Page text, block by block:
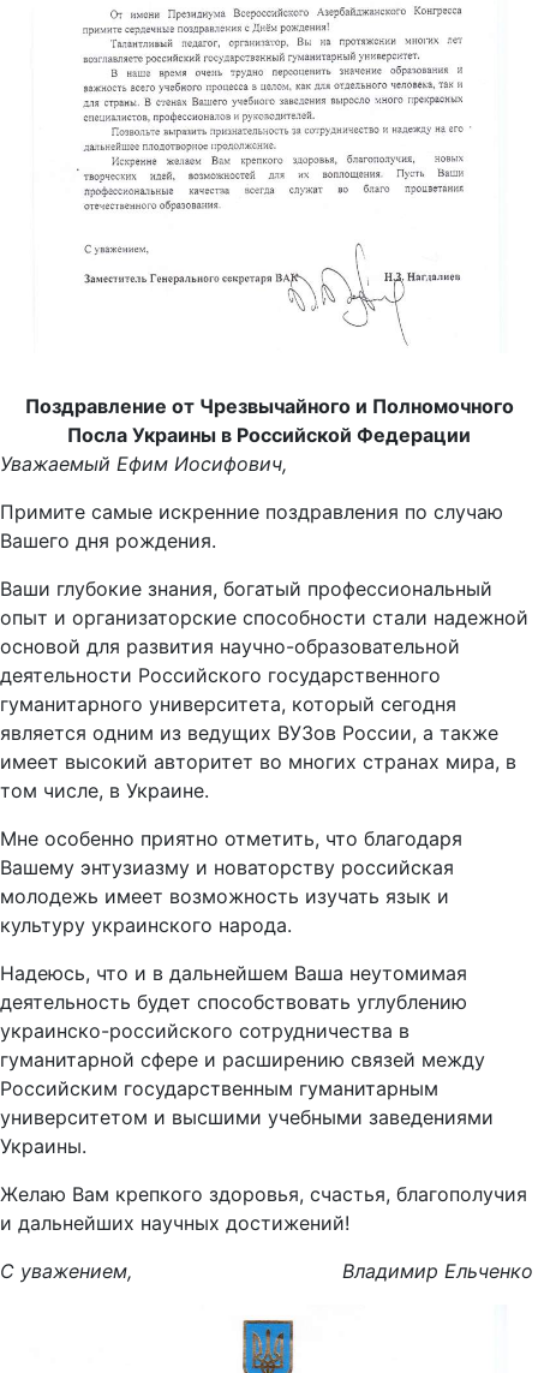
Поздравление от Чрезвычайного и Полномочного
Посла Украины в Российской Федерации
Уважаемый Ефим Иосифович,
Примите самые искренние поздравления по случаю
Вашего дня рождения.
Ваши глубокие знания, богатый профессиональный
опыт и организаторские способности стали надежной
основой для развития научно-образовательной
деятельности Российского государственного
гуманитарного университета, который сегодня
является одним из ведущих ВУЗов России, а также
имеет высокий авторитет во многих странах мира, в
том числе, в Украине.
Мне особенно приятно отметить, что благодаря
Вашему энтузиазму и новаторству российская
молодежь имеет возможность изучать язык и
культуру украинского народа.
Надеюсь, что и в дальнейшем Ваша неутомимая
деятельность будет способствовать углублению
украинско-российского сотрудничества в
гуманитарной сфере и расширению связей между
Российским государственным гуманитарным
университетом и высшими учебными заведениями
Украины.
Желаю Вам крепкого здоровья, счастья, благополучия
и дальнейших научных достижений!
С уважением, Владимир Ельченко